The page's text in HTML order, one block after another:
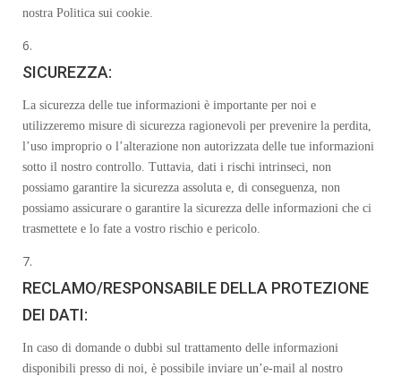
nostra Politica sui cookie.
SICUREZZA:
La sicurezza delle tue informazioni è importante per noi e
utilizzeremo misure di sicurezza ragionevoli per prevenire la perdita,
l’uso improprio o l’alterazione non autorizzata delle tue informazioni
sotto il nostro controllo. Tuttavia, dati i rischi intrinseci, non
possiamo garantire la sicurezza assoluta e, di conseguenza, non
possiamo assicurare o garantire la sicurezza delle informazioni che ci
trasmettete e lo fate a vostro rischio e pericolo.
RECLAMO/RESPONSABILE DELLA PROTEZIONE
DEI DATI:
In caso di domande o dubbi sul trattamento delle informazioni
disponibili presso di noi, è possibile inviare un’e-mail al nostro